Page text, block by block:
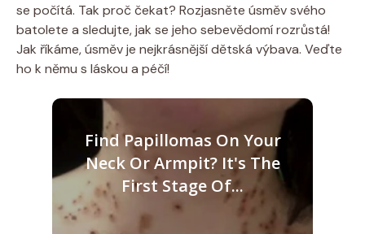
se počítá. Tak proč čekat? Rozjasněte úsměv svého
batolete a sledujte, jak se jeho sebevědomí rozrůstá!
Jak říkáme, úsměv je nejkrásnější dětská výbava. Veďte
ho k němu s láskou a péčí!
Find Papillomas On Your
Neck Or Armpit? It's The
First Stage Of...